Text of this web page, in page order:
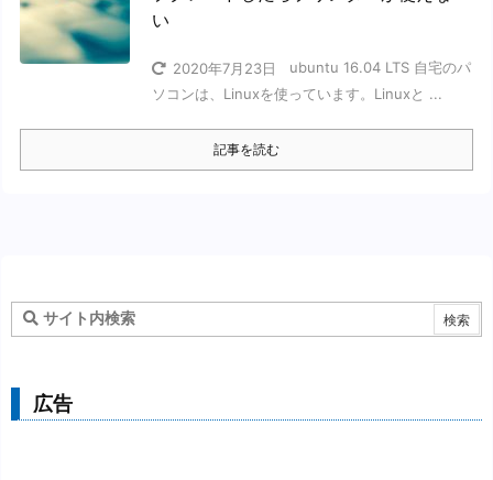
い
2020年7月23日
ubuntu 16.04 LTS 自宅のパ
ソコンは、Linuxを使っています。Linuxと ...
記事を読む
広告